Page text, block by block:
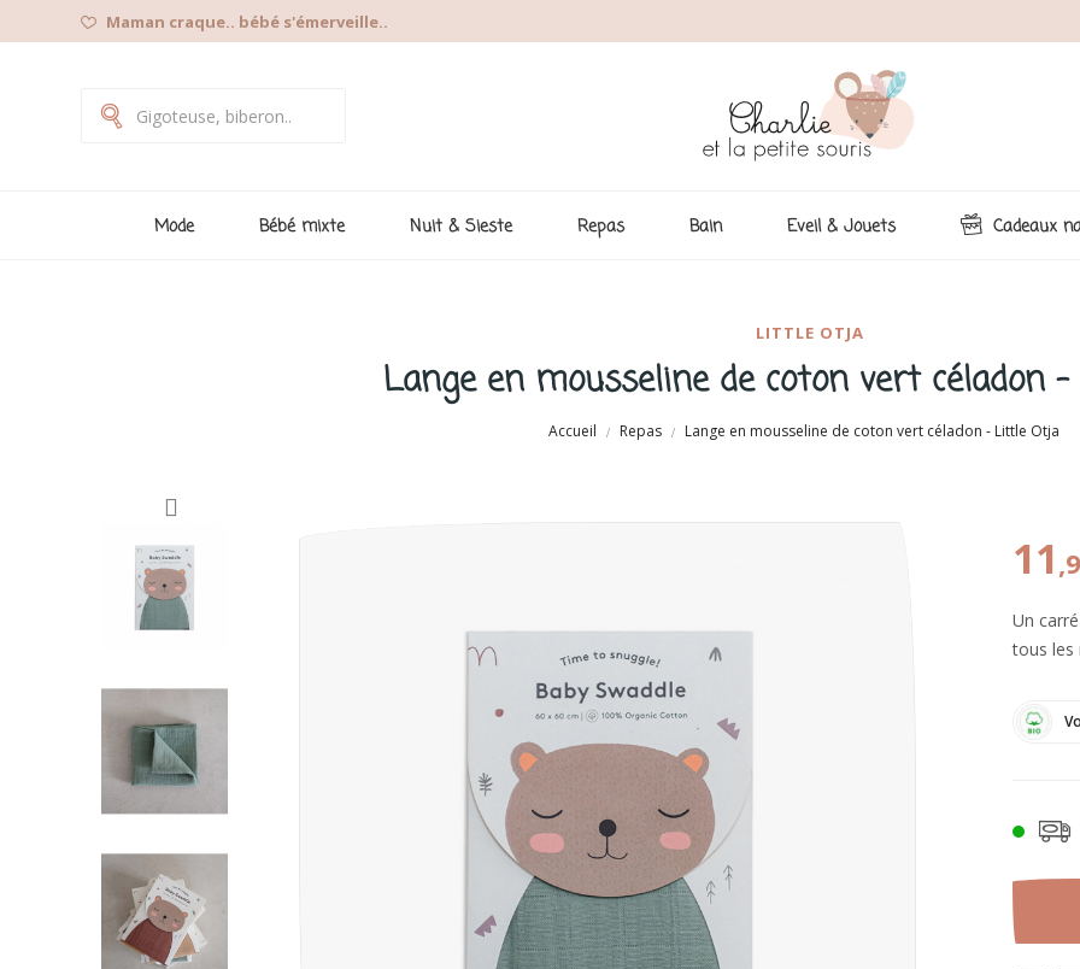
Maman craque.. bébé s'émerveille..
Mode Bébé mixte Nuit & Sieste Repas Bain Eveil & Jouets Cadeaux
LITTLE OTJA
Lange en mousseline de coton vert céladon
Accueil Repas Lange en mousseline de coton vert céladon - Little Otja
11
Un
tous les